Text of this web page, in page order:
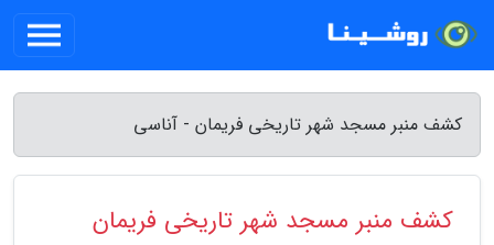
کشف منبر مسجد شهر تاریخی فریمان - آناسی
کشف منبر مسجد شهر تاریخی فریمان